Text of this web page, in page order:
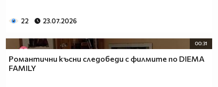
22 23.07.2026
00:31
Романтични късни следобеди с филмите по DIEMA
FAMILY